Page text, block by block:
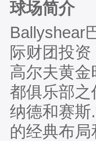
球场简介
Ballyshear
际财团投
高尔夫黄
都俱乐部
纳德和赛
的经典布